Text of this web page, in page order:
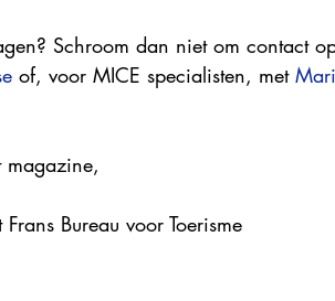
Schroom dan niet om contact
of, voor MICE specialisten, met
magazine,
Bureau voor Toerisme